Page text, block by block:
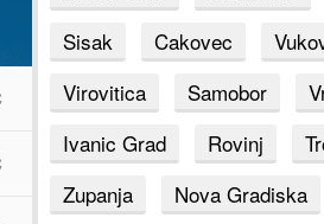
Sisak
Cakovec
Virovitica
Samobor
Ivanic Grad
Rovinj
Zupanja
Nova Gradiska